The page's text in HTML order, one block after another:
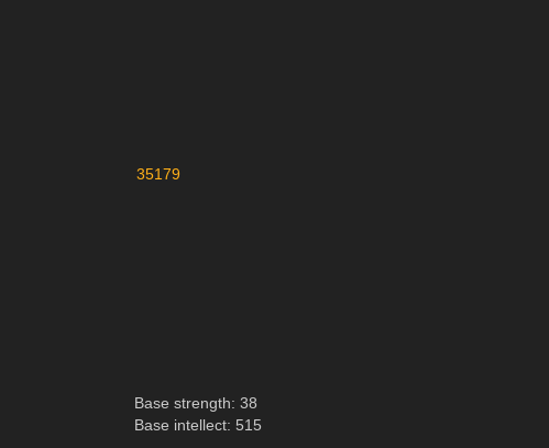
35179
Base strength: 38
Base intellect: 515